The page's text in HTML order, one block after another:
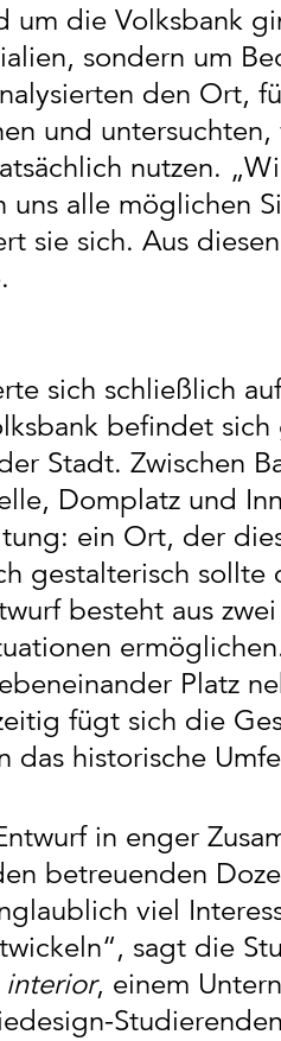
um die Volksbank
sondern um
den Ort,
und
nutzen.
uns alle möglichen
sie sich. Aus
sich schließlich
befindet sich
Stadt. Zwischen
Domplatz und
ein Ort, der
gestalterisch sollte
besteht aus
Platz
fügt sich die
das historische
in enger
betreuenden
viel
sagt die
interior, einem